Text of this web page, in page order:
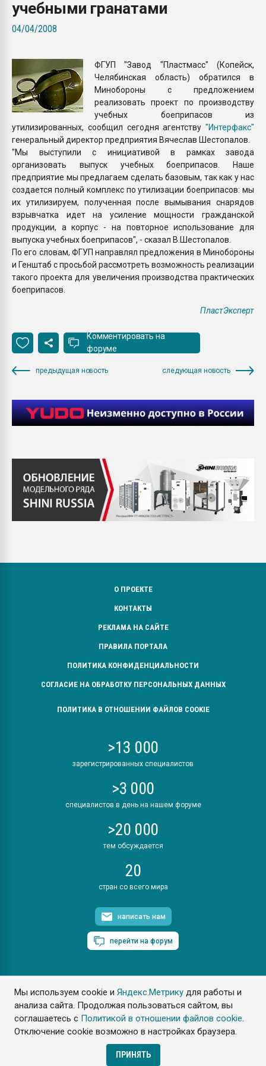
Мы используем cookie иЯндекс.Метрику для работы и
анализа сайта. Продолжая пользоваться сайтом, вы
соглашаетесь с Политикой в отношении файлов cookie.
Отключение cookie возможно в настройках браузера.
ПРИНЯТЬ
учебными гранатами
04/04/2008
ФГУП "Завод "Пластмасс" (Копейск,
Челябинская область) обратился в
Минобороны с предложением
реализовать проект по производству
учебных боеприпасов из
утилизированных, сообщил сегодня агентству "Интерфакс"
генеральный директор предприятия Вячеслав Шестопалов.
"Мы выступили с инициативой в рамках завода
организовать выпуск учебных боеприпасов. Наше
предприятие мы предлагаем сделать базовым, так как у нас
создается полный комплекс по утилизации боеприпасов: мы
их утилизируем, полученная после вымывания снарядов
взрывчатка идет на усиление мощности гражданской
продукции, а корпус - на повторное использование для
выпуска учебных боеприпасов", - сказал В.Шестопалов.
По его словам, ФГУП направлял предложения в Минобороны
и Генштаб с просьбой рассмотреть возможность реализации
такого проекта для увеличения производства практических
боеприпасов.
ПластЭксперт
Комментировать на
форуме
предыдущая новость следующая новость
О ПРОЕКТЕ
КОНТАКТЫ
РЕКЛАМА НА САЙТЕ
ПРАВИЛА ПОРТАЛА
ПОЛИТИКА КОНФИДЕНЦИАЛЬНОСТИ
СОГЛАСИЕ НА ОБРАБОТКУ ПЕРСОНАЛЬНЫХ ДАННЫХ
ПОЛИТИКА В ОТНОШЕНИИ ФАЙЛОВ COOKIE
>13 000
зарегистрированных специалистов
>3 000
специалистов в день на нашем форуме
>20 000
тем обсуждается
20
стран со всего мира
написать нам
перейти на форум
ПластЭксперт © 2006. Все права защищены
Разрешается копирование материалов сайта с обязательной
ссылкой на www.e-plastic.ru
Разработка сайта